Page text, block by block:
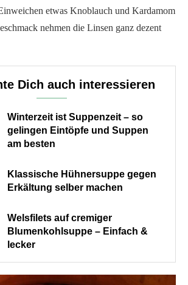
etwas Knoblauch und Kardamom
nehmen die Linsen ganz dezent
Dich auch interessieren
Winterzeit ist Suppenzeit – so
gelingen Eintöpfe und Suppen
am besten
Klassische Hühnersuppe gegen
Erkältung selber machen
Welsfilets auf cremiger
Blumenkohlsuppe – Einfach &
lecker